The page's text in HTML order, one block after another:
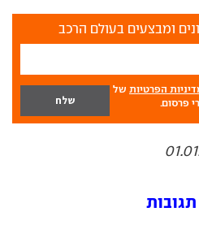
ומבצעים בעולם הרכב
הפרטיות של